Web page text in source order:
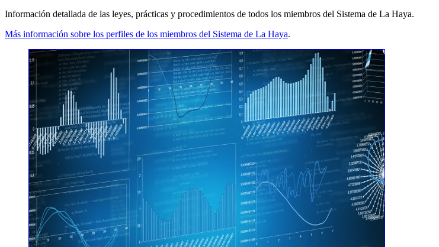
Información detallada de las leyes, prácticas y procedimientos de todos los miembros del Sistema de La Haya.
Más información sobre los perfiles de los miembros del Sistema de La Haya.